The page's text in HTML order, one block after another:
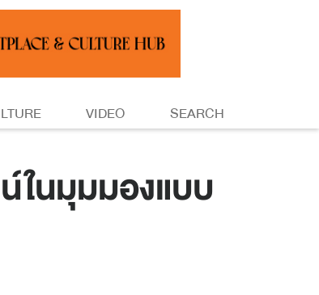
VIDEO SEARCH
ในมุมมองแบบ